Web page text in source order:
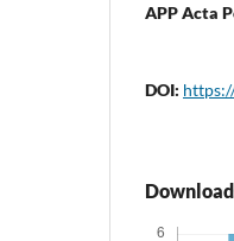
APP Acta
DOI: